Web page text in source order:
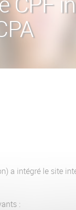
a intégré le site
: